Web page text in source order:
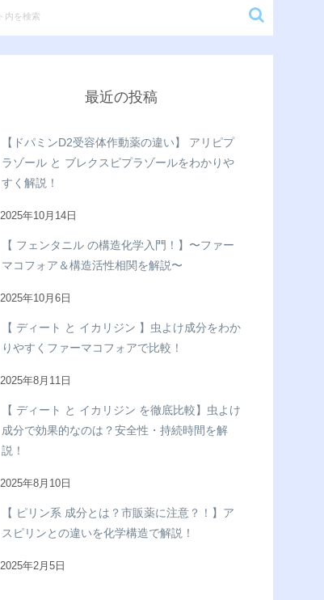
最近の投稿
【ドパミンD2受容体作動薬の違い】 アリピプ
ラゾール と ブレクスピプラゾールをわかりや
すく解説！
2025年10月14日
【 フェンタニル の構造化学入門！】〜ファー
マコフォア＆構造活性相関を解説〜
2025年10月6日
【 ディート と イカリジン 】虫よけ成分をわか
りやすくファーマコフォアで比較！
2025年8月11日
【 ディート と イカリジン を徹底比較】虫よけ
成分で効果的なのは？安全性・持続時間を解
説！
2025年8月10日
【 ピリン系 成分とは？市販薬に注意？！】ア
スピリンとの違いを化学構造で解説！
2025年2月5日